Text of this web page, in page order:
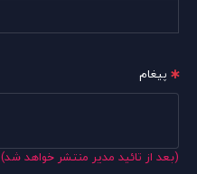
پیغام
(بعد از تائید مدیر منتشر خواهد شد)